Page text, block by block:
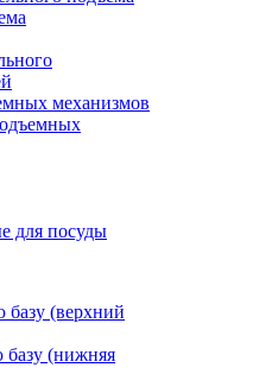
механизмов
(верхний
(нижняя